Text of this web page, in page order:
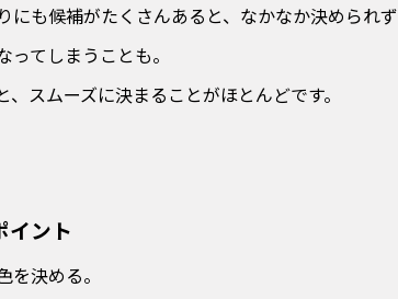
にも候補がたくさんあると、なかなか決められず
てしまうことも。
スムーズに決まることがほとんどです。
イント
決める。